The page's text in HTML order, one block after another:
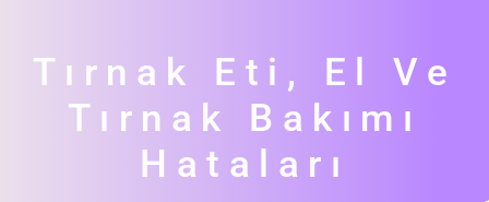
Tırnak Eti, El Ve
Tırnak Bakımı
Hataları